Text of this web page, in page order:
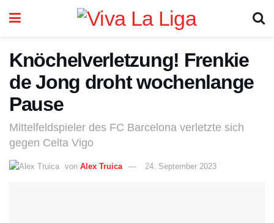
Knöchelverletzung! Frenkie
de Jong droht wochenlange
Pause
Mittelfeldspieler des FC Barcelona verletzte sich
gegen Celta Vigo
von Alex Truica 24. September 2023